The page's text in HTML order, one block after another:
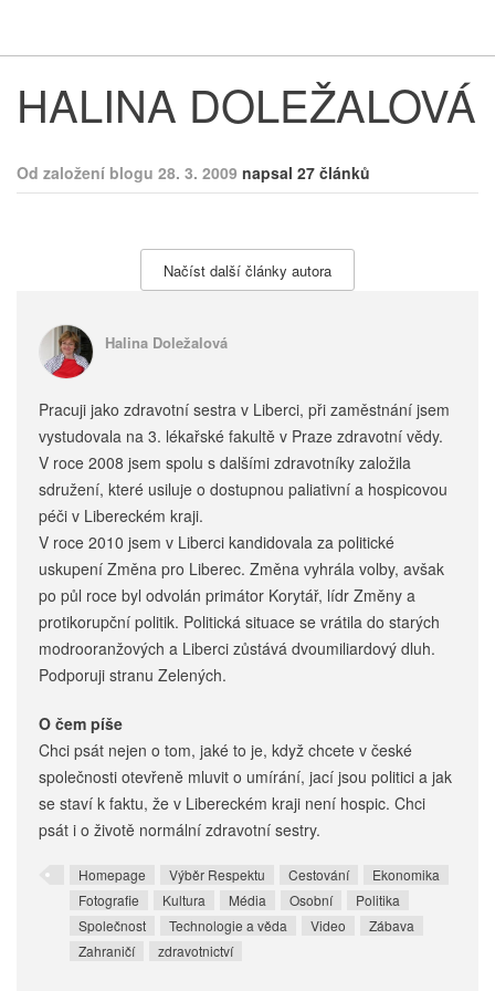
HALINA DOLEŽALOVÁ
Od založení blogu 28. 3. 2009 napsal 27 článků
Načíst další články autora
Halina Doležalová
Pracuji jako zdravotní sestra v Liberci, při zaměstnání jsem
vystudovala na 3. lékařské fakultě v Praze zdravotní vědy.
V roce 2008 jsem spolu s dalšími zdravotníky založila
sdružení, které usiluje o dostupnou paliativní a hospicovou
péči v Libereckém kraji.
V roce 2010 jsem v Liberci kandidovala za politické
uskupení Změna pro Liberec. Změna vyhrála volby, avšak
po půl roce byl odvolán primátor Korytář, lídr Změny a
protikorupční politik. Politická situace se vrátila do starých
modrooranžových a Liberci zůstává dvoumiliardový dluh.
Podporuji stranu Zelených.
O čem píše
Chci psát nejen o tom, jaké to je, když chcete v české
společnosti otevřeně mluvit o umírání, jací jsou politici a jak
se staví k faktu, že v Libereckém kraji není hospic. Chci
psát i o životě normální zdravotní sestry.
Homepage Výběr Respektu Cestování
Ekonomika
Fotografie
Kultura Média Osobní
Politika
Společnost
Technologie a věda Video
Zábava
Zahraničí
zdravotnictví